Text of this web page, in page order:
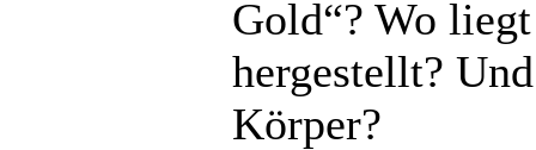
Gold“? Wo
hergestellt?
Körper?